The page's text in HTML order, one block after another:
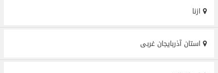
ازنا
استان آذربایجان غربی